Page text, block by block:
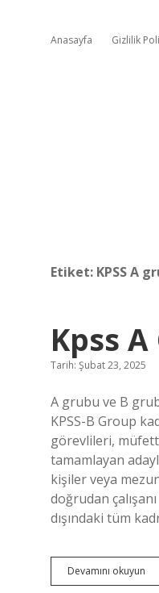
Anasayfa Gizlilik
Etiket: KPSS A
Kpss
Tarih: Şubat 23, 2025
A grubu ve B
KPSS-B Group
görevlileri,
tamamlayan
kişiler veya
doğrudan
dışındaki tüm
Devamını okuyun
A